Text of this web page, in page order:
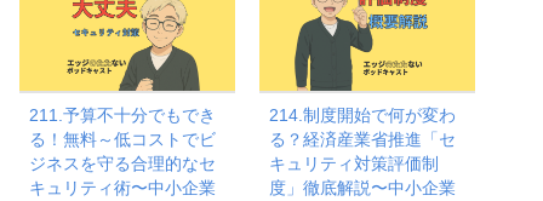
211.予算不十分でもでき
る！無料～低コストでビ
ジネスを守る合理的なセ
キュリティ術〜中小企業
214.制度開始で何が変わ
る？経済産業省推進「セ
キュリティ対策評価制
度」徹底解説〜中小企業